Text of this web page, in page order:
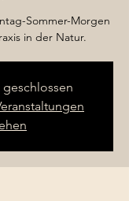
Sommer-Morgen
in der Natur.